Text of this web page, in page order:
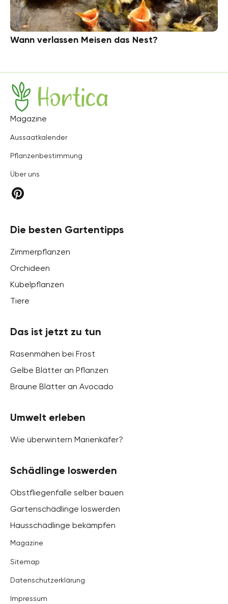
Wann verlassen Meisen das Nest?
Hortica
Magazine
Aussaatkalender
Pflanzenbestimmung
Über uns
Die besten Gartentipps
Zimmerpflanzen
Orchideen
Kübelpflanzen
Tiere
Das ist jetzt zu tun
Rasenmähen bei Frost
Gelbe Blätter an Pflanzen
Braune Blätter an Avocado
Umwelt erleben
Wie überwintern Marienkäfer?
Schädlinge loswerden
Obstfliegenfalle selber bauen
Gartenschädlinge loswerden
Hausschädlinge bekämpfen
Magazine
Sitemap
Datenschutzerklärung
Impressum